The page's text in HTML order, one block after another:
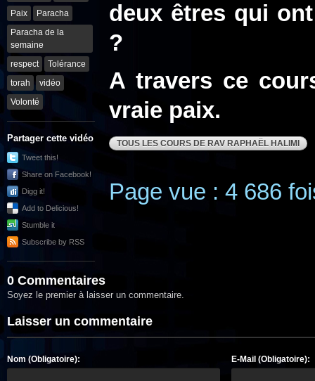
Paix
Paracha
Paracha de la
semaine
respect
Tolérance
torah
vidéo
Volonté
Partager cette vidéo
Tweet this!
Share on Facebook!
Digg it!
Add to Delicious!
Stumble it
Subscribe by RSS
deux êtres qui
?
A travers ce
vraie paix.
TOUS LES COURS DE RAV RAPHAËL HALIMI
Page vue : 4 686
0 Commentaires
Soyez le premier à laisser un commentaire.
Laisser un commentaire
Nom (Obligatoire): E-Mail (Obligatoire):